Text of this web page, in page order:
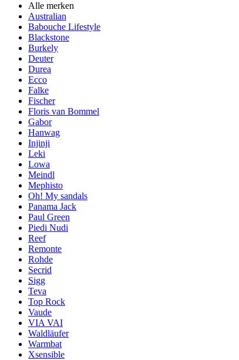
Alle merken
Australian
Babouche Lifestyle
Blackstone
Burkely
Deuter
Durea
Ecco
Falke
Fischer
Floris van Bommel
Gabor
Hanwag
Injinji
Leki
Lowa
Meindl
Mephisto
Oh! My sandals
Panama Jack
Paul Green
Piedi Nudi
Reef
Remonte
Rohde
Secrid
Sigg
Teva
Top Rock
Vaude
VIA VAI
Waldläufer
Warmbat
Xsensible